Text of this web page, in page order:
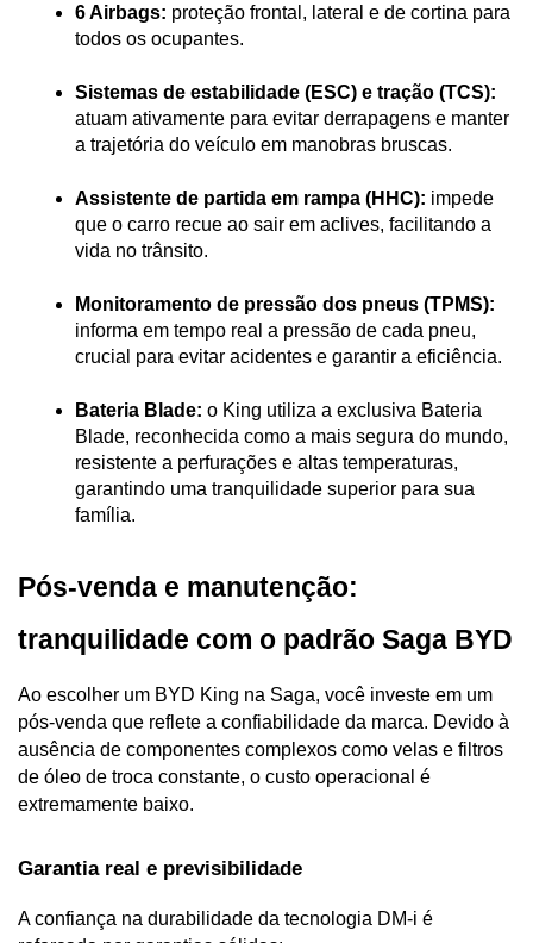
6 Airbags: proteção frontal, lateral e de cortina para
todos os ocupantes.
Sistemas de estabilidade (ESC) e tração (TCS):
atuam ativamente para evitar derrapagens e manter
a trajetória do veículo em manobras bruscas.
Assistente de partida em rampa (HHC): impede
que o carro recue ao sair em aclives, facilitando a
vida no trânsito.
Monitoramento de pressão dos pneus (TPMS):
informa em tempo real a pressão de cada pneu,
crucial para evitar acidentes e garantir a eficiência.
Bateria Blade: o King utiliza a exclusiva Bateria
Blade, reconhecida como a mais segura do mundo,
resistente a perfurações e altas temperaturas,
garantindo uma tranquilidade superior para sua
família.
Pós-venda e manutenção:
tranquilidade com o padrão Saga BYD
Ao escolher um BYD King na Saga, você investe em um
pós-venda que reflete a confiabilidade da marca. Devido à
ausência de componentes complexos como velas e filtros
de óleo de troca constante, o custo operacional é
extremamente baixo.
Garantia real e previsibilidade
A confiança na durabilidade da tecnologia DM-i é